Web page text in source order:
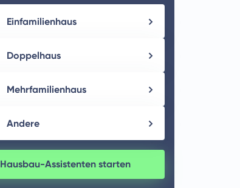
Einfamilienhaus
Doppelhaus
Mehrfamilienhaus
Andere
Hausbau-Assistenten starten